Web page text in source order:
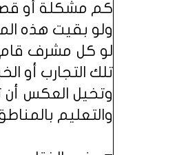
كم مشكلة أو
ولو بقيت هذه
لو كل مشرف قام
تلك التجارب أو
وتخيل العكس أن
والتعليم